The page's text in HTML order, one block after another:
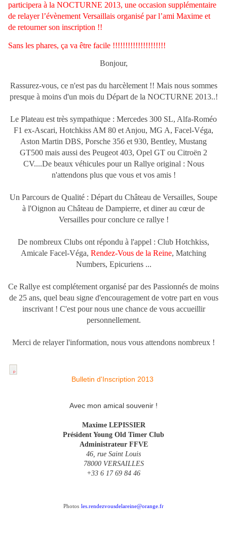
participera à la NOCTURNE 2013, une occasion supplémentaire
de relayer l’évènement Versaillais organisé par l’ami Maxime et
de retourner son inscription !!
Sans les phares, ça va être facile !!!!!!!!!!!!!!!!!!!!!
Bonjour,
Rassurez-vous, ce n'est pas du harcèlement !! Mais nous sommes
presque à moins d'un mois du Départ de la NOCTURNE 2013..!
Le Plateau est très sympathique : Mercedes 300 SL, Alfa-Roméo
F1 ex-Ascari, Hotchkiss AM 80 et Anjou, MG A, Facel-Véga,
Aston Martin DBS, Porsche 356 et 930, Bentley, Mustang
GT500 mais aussi des Peugeot 403, Opel GT ou Citroën 2
CV....De beaux véhicules pour un Rallye original : Nous
n'attendons plus que vous et vos amis !
Un Parcours de Qualité : Départ du Château de Versailles, Soupe
à l'Oignon au Château de Dampierre, et diner au cœur de
Versailles pour conclure ce rallye !
De nombreux Clubs ont répondu à l'appel : Club Hotchkiss,
Amicale Facel-Véga, Rendez-Vous de la Reine, Matching
Numbers, Epicuriens ...
Ce Rallye est complétement organisé par des Passionnés de moins
de 25 ans, quel beau signe d'encouragement de votre part en vous
inscrivant ! C'est pour nous une chance de vous accueillir
personnellement.
Merci de relayer l'information, nous vous attendons nombreux !
Bulletin d'Inscription 2013
Avec mon amical souvenir !
Maxime LEPISSIER
Président Young Old Timer Club
Administrateur FFVE
46, rue Saint Louis
78000 VERSAILLES
+33 6 17 69 84 46
Photos les.rendezvousdelareine@orange.fr